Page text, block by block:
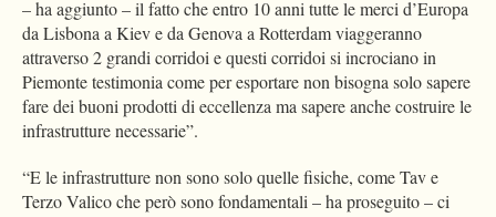
– ha aggiunto – il fatto che entro 10 anni tutte le merci d’Europa
da Lisbona a Kiev e da Genova a Rotterdam viaggeranno
attraverso 2 grandi corridoi e questi corridoi si incrociano in
Piemonte testimonia come per esportare non bisogna solo sapere
fare dei buoni prodotti di eccellenza ma sapere anche costruire le
infrastrutture necessarie”.
“E le infrastrutture non sono solo quelle fisiche, come Tav e
Terzo Valico che però sono fondamentali – ha proseguito – ci